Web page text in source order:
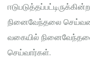
நினைவேந்தலை செய்வதை
வகையில்
செய்வார்கள்.